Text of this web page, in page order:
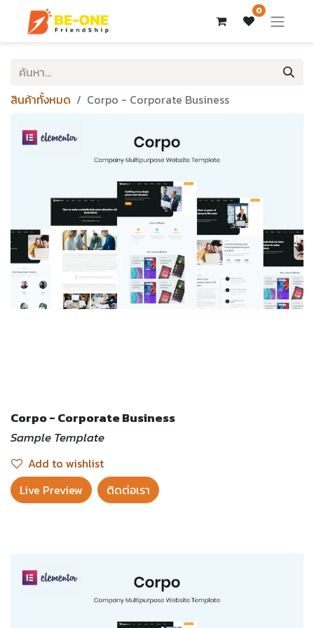
0
สินค้าทั้งหมด Corpo - Corporate Business
Corpo - Corporate Business
Sample Template
Add to wishlist
Live Preview​
ติดต่อเรา